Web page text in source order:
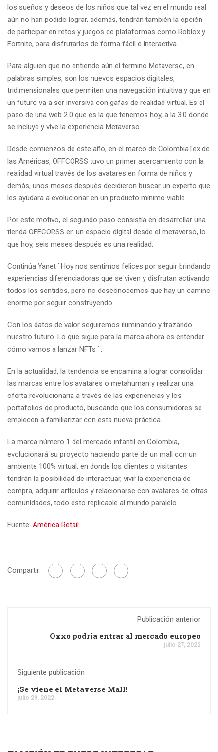
los sueños y deseos de los niños que tal vez en el mundo real
aún no han podido lograr, además, tendrán también la opción
de participar en retos y juegos de plataformas como Roblox y
Fortnite, para disfrutarlos de forma fácil e interactiva.
Para alguien que no entiende aún el termino Metaverso, en
palabras simples, son los nuevos espacios digitales,
tridimensionales que permiten una navegación intuitiva y que en
un futuro va a ser inversiva con gafas de realidad virtual. Es el
paso de una web 2.0 que es la que tenemos hoy, a la 3.0 donde
se incluye y vive la experiencia Metaverso.
Desde comienzos de este año, en el marco de ColombiaTex de
las Américas, OFFCORSS tuvo un primer acercamiento con la
realidad virtual través de los avatares en forma de niños y
demás, unos meses después decidieron buscar un experto que
les ayudara a evolucionar en un producto mínimo viable.
Por este motivo, el segundo paso consistía en desarrollar una
tienda OFFCORSS en un espacio digital desde el metaverso, lo
que hoy, seis meses después es una realidad.
Continúa Yanet ¨Hoy nos sentimos felices por seguir brindando
experiencias diferenciadoras que se viven y disfrutan activando
todos los sentidos, pero no desconocemos que hay un camino
enorme por seguir construyendo.
Con los datos de valor seguiremos iluminando y trazando
nuestro futuro. Lo que sigue para la marca ahora es entender
cómo vamos a lanzar NFTs ¨.
En la actualidad, la tendencia se encamina a lograr consolidar
las marcas entre los avatares o metahuman y realizar una
oferta revolucionaria a través de las experiencias y los
portafolios de producto, buscando que los consumidores se
empiecen a familiarizar con esta nueva práctica.
La marca número 1 del mercado infantil en Colombia,
evolucionará su proyecto haciendo parte de un mall con un
ambiente 100% virtual, en donde los clientes o visitantes
tendrán la posibilidad de interactuar, vivir la experiencia de
compra, adquirir artículos y relacionarse con avatares de otras
comunidades, todo esto replicable al mundo paralelo.
Fuente: América Retail
Compartir:
Publicación anterior
Oxxo podría entrar al mercado europeo
julio 27, 2022
Siguiente publicación
¡Se viene el Metaverse Mall!
julio 29, 2022